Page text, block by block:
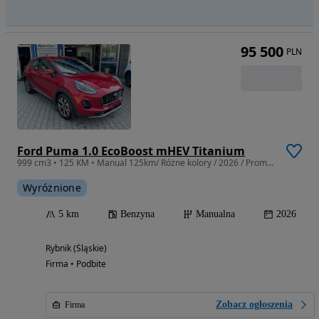
Ford Puma 1.0 EcoBoost mHEV Titanium
999 cm3 • 125 KM • Manual 125km/ Różne kolory / 2026 / Promocja / Ubezpieczenie w cenie
Wyróżnione
5 km Benzyna Manualna 2026
Rybnik (Śląskie)
Firma • Podbite
Firma Zobacz ogłoszenia
95 500 PLN